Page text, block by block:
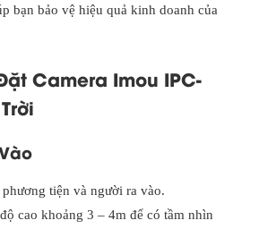
bạn bảo vệ hiệu quả kinh doanh của
Camera Imou IPC-
tiện và người ra vào.
cao khoảng 3 – 4m để có tầm nhìn